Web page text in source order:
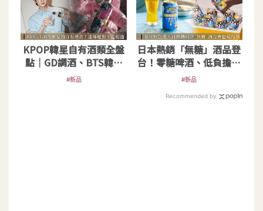
KPOP韓星自有酒類全盤
點｜GD調酒、BTS韓式
烈酒，超商一瓶難求
#新品
日本熱銷「無糖」酒品登
台！零糖啤酒、低負擔即
飲調酒，初夏輕鬆喝
#新品
Recommended by